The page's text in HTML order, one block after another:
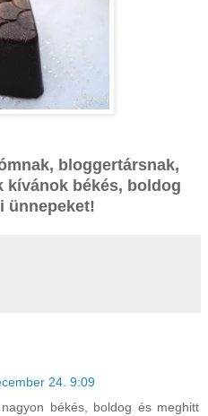
bloggertársnak,
kívánok békés, boldog
ünnepeket!
24. 9:09
békés, boldog és meghitt